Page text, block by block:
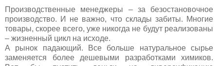
Производственные менеджеры – за безостановочное
производство. И не важно, что склады забиты. Многие
товары, скорее всего, уже никогда не будут реализованы
– жизненный цикл на исходе.
А рынок падающий. Все больше натуральное сырье
заменяется более дешевыми разработками химиков.